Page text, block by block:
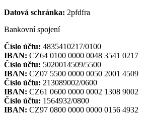
Datová schránka: 2pfdfra
Bankovní spojení
Číslo účtu: 4835410217/0100
IBAN: CZ64 0100 0000 0048 3541 0217
Číslo účtu: 5020014509/5500
IBAN: CZ07 5500 0000 0050 2001 4509
Číslo účtu: 213089002/0600
IBAN: CZ61 0600 0000 0002 1308 9002
Číslo účtu: 1564932/0800
IBAN: CZ97 0800 0000 0000 0156 4932